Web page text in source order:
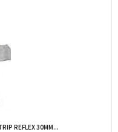
REFLEX 30MM...